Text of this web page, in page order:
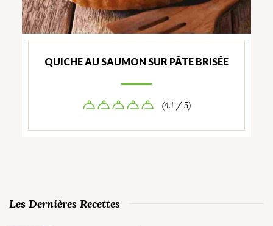
QUICHE AU SAUMON SUR PÂTE BRISÉE
(4.1 / 5)
Les Dernières Recettes